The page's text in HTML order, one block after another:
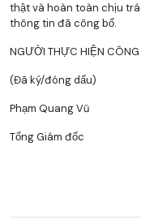
thật và hoàn toàn chịu
thông tin đã công bố.
NGƯỜI THỰC HIỆN CÔNG
(Đã ký/đóng dấu)
Phạm Quang Vũ
Tổng Giám đốc